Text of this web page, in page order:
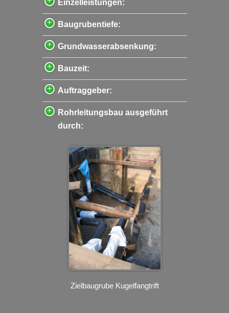
Einzelleistungen:
Baugrubentiefe:
Grundwasserabsenkung:
Bauzeit:
Auftraggeber:
Rohrleitungsbau ausgeführt
durch:
Zielbaugrube Kugelfangtrift